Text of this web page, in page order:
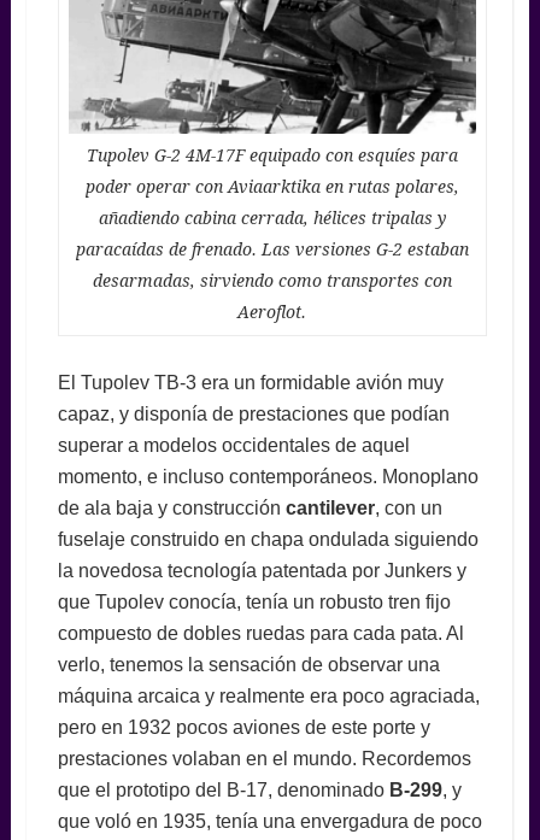
Tupolev G-2 4M-17F equipado con esquíes para
poder operar con Aviaarktika en rutas polares,
añadiendo cabina cerrada, hélices tripalas y
paracaídas de frenado. Las versiones G-2 estaban
desarmadas, sirviendo como transportes con
Aeroflot.
El Tupolev TB-3 era un formidable avión muy
capaz, y disponía de prestaciones que podían
superar a modelos occidentales de aquel
momento, e incluso contemporáneos. Monoplano
de ala baja y construcción cantilever, con un
fuselaje construido en chapa ondulada siguiendo
la novedosa tecnología patentada por Junkers y
que Tupolev conocía, tenía un robusto tren fijo
compuesto de dobles ruedas para cada pata. Al
verlo, tenemos la sensación de observar una
máquina arcaica y realmente era poco agraciada,
pero en 1932 pocos aviones de este porte y
prestaciones volaban en el mundo. Recordemos
que el prototipo del B-17, denominado B-299, y
que voló en 1935, tenía una envergadura de poco